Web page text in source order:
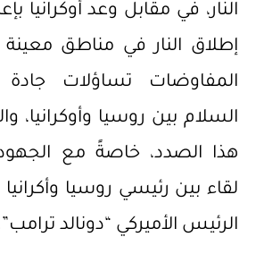
النار، في مقابل وعد أوكرانيا
إطلاق النار في مناطق معينة
المفاوضات تساؤلات
السلام بين روسيا وأوكرانيا،
هذا الصدد، خاصةً مع
لقاء بين رئيسي روسيا
الرئيس الأميركي “دونالد